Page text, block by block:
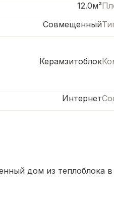
12.0м²
Совмещенный
Керамзитоблок
Интернет
дом из теплоблока